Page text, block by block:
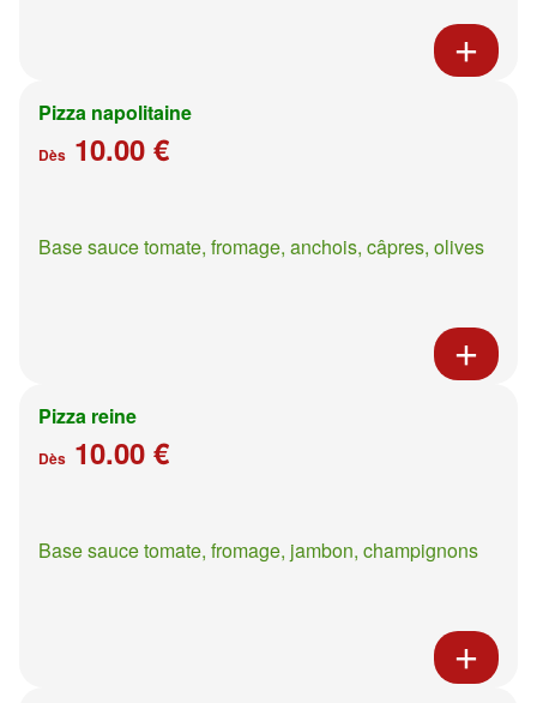
Pizza napolitaine
Dès 10.00 €
Base sauce tomate, fromage, anchois, câpres, olives
Pizza reine
Dès 10.00 €
Base sauce tomate, fromage, jambon, champignons